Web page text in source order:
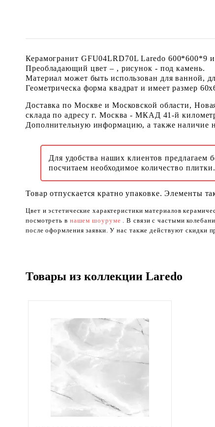
Керамогранит GFU04LRD70L Laredo 600*600*9
Преобладающий цвет – , рисунок - под камень.
Материал может быть использован для ванной,
Геометрическа форма квадрат и имеет размер
Доставка по Москве и Московской области,
склада по адресу г. Москва - МКАД 41-й
Дополнительную информацию, а также наличие
Для удобства наших клиентов
посчитаем необходимое количество
Товар отпускается кратно упаковке. Элементы
Цвет и эстетические характеристики материалов
посмотреть в нашем шоуруме . В связи с частыми
после оформления заявки. У нас также действуют скидки
Товары из коллекции Laredo